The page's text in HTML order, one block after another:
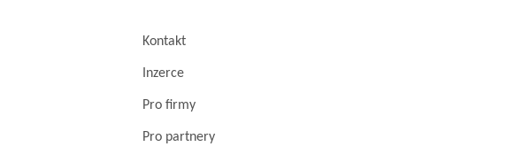
Kontakt
Inzerce
Pro firmy
Pro partnery